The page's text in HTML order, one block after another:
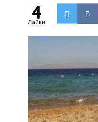
4
Лайки